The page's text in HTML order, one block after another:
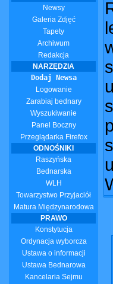
Newsy
Galeria Zdjęć
Tapety
Archiwum
Redakcja
NARZĘDZIA
Dodaj Newsa
Logowanie
Zarabiaj bednary
Wyszukiwanie
Panel Boczny
Przeglądarka Firefox
ODNOŚNIKI
Raszyńska
Bednarska
WLH
Towarzystwo Przyjaciół
Matura Międzynarodowa
PRAWO
Konstytucja
Ordynacja wyborcza
Ustawa o informacji
Ustawa Bednarowa
Kancelaria Sejmu